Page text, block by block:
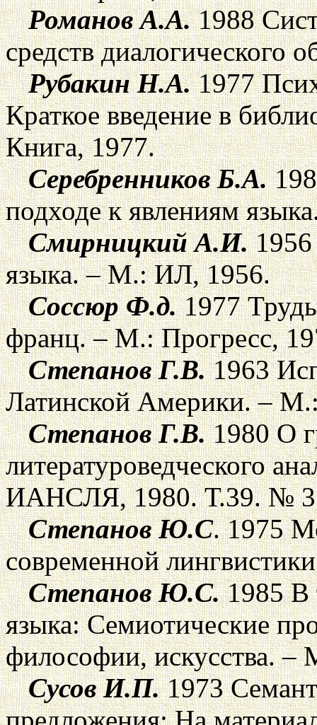
Романов А.А.1988
средств диалогического
Рубакин Н.А.1977
Краткое введение в
Книга, 1977.
Серебренников Б.А.
подходе к явлениям
Смирницкий А.И.1956
языка. – М.: ИЛ, 1956.
Соссюр Ф.д.1977
франц. – М.: Прогресс,
Степанов Г.В.1963
Латинской Америки. –
Степанов Г.В.1980 О
литературоведческого
ИАНСЛЯ, 1980. Т.39. №
Степанов Ю.С. 1975
современной
Степанов Ю.С.1985 В
языка: Семиотические
философии, искусства. –
Сусов И.П.1973